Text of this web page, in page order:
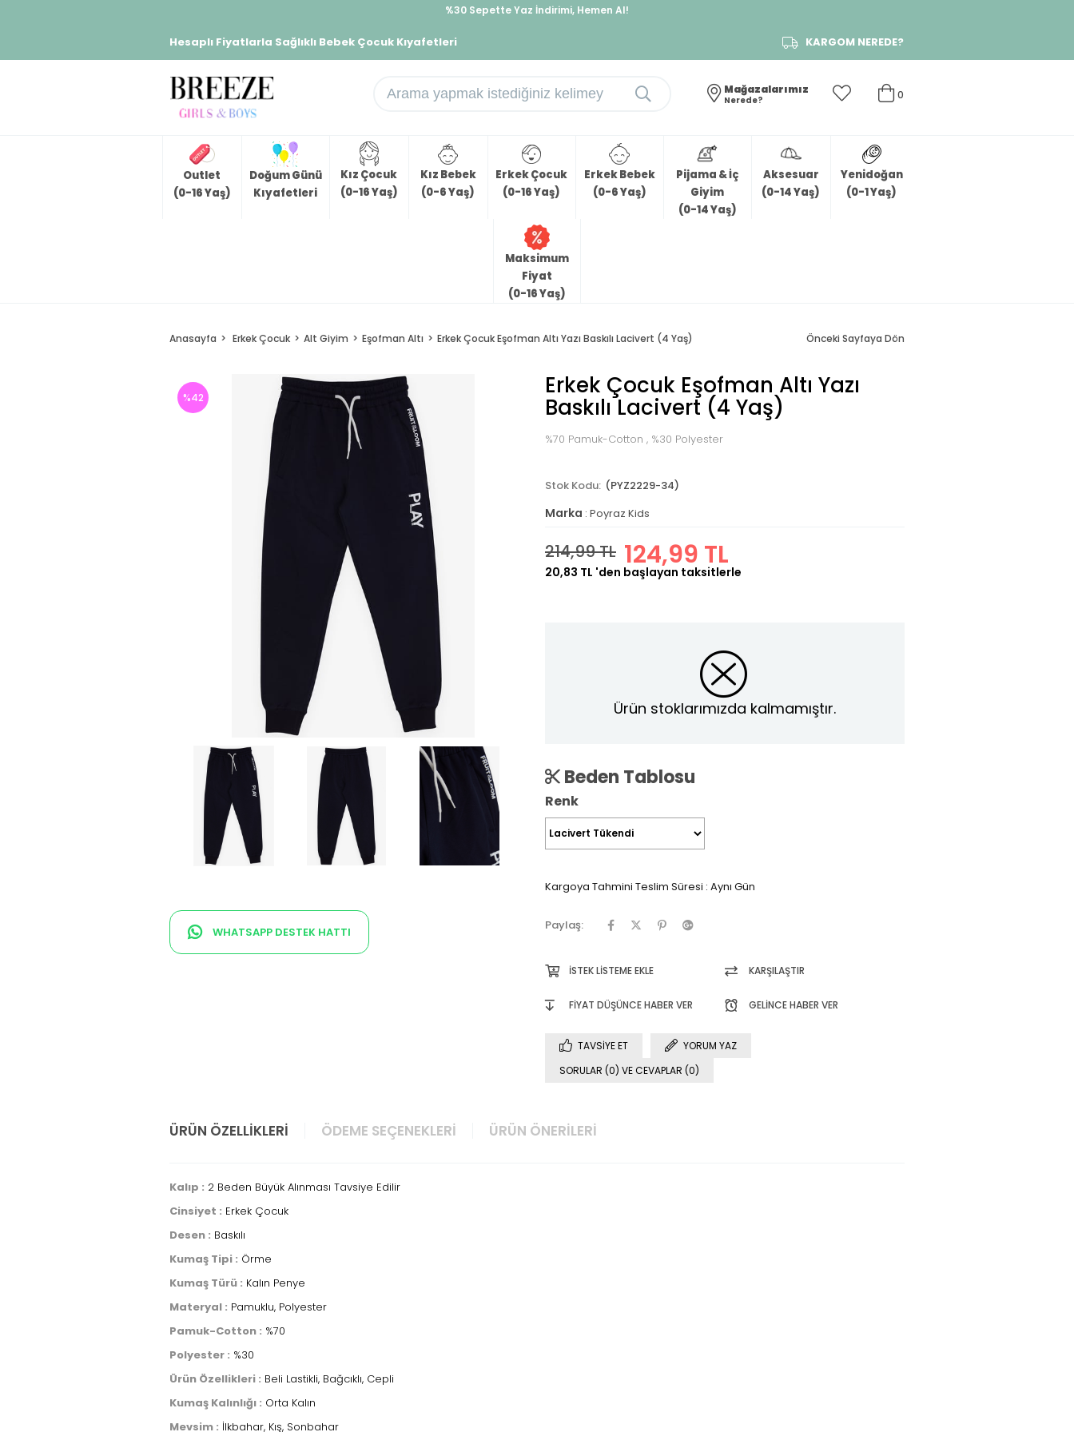
%30 Sepette Yaz İndirimi, Hemen Al!
Hesaplı Fiyatlarla Sağlıklı Bebek Çocuk Kıyafetleri KARGOM NEREDE?
0
Mağazalarımız
Nerede?
Outlet
(0-16 Yaş)
Doğum Günü
Kıyafetleri
Kız Çocuk
(0-16 Yaş)
Kız Bebek
(0-6 Yaş)
Erkek Çocuk
(0-16 Yaş)
Erkek Bebek
(0-6 Yaş)
Pijama & İç
Giyim
(0-14 Yaş)
Aksesuar
(0-14 Yaş)
Yenidoğan
(0-1 Yaş)
Maksimum
Fiyat
(0-16 Yaş)
Anasayfa Erkek Çocuk Alt Giyim Eşofman Altı Erkek Çocuk Eşofman Altı Yazı Baskılı Lacivert (4 Yaş) Önceki Sayfaya Dön
%42
WHATSAPP DESTEK HATTI
Erkek Çocuk Eşofman Altı Yazı
Baskılı Lacivert (4 Yaş)
%70 Pamuk-Cotton , %30 Polyester
(PYZ2229-34)
Marka : Poyraz Kids
214,99 TL 124,99 TL
20,83 TL 'den başlayan taksitlerle
Ürün stoklarımızda kalmamıştır.
Beden Tablosu
Renk
Kargoya Tahmini Teslim Süresi : Aynı Gün
Paylaş:
İSTEK LISTEME EKLE KARŞILAŞTIR
FIYAT DÜŞÜNCE HABER VER GELINCE HABER VER
TAVSIYE ET
YORUM YAZ
SORULAR (0) VE CEVAPLAR (0)
ÜRÜN ÖZELLIKLERI ÖDEME SEÇENEKLERI ÜRÜN ÖNERILERI
Kalıp : 2 Beden Büyük Alınması Tavsiye Edilir
Cinsiyet : Erkek Çocuk
Desen : Baskılı
Kumaş Tipi : Örme
Kumaş Türü : Kalın Penye
Materyal : Pamuklu, Polyester
Pamuk-Cotton : %70
Polyester : %30
Ürün Özellikleri : Beli Lastikli, Bağcıklı, Cepli
Kumaş Kalınlığı : Orta Kalın
Mevsim : İlkbahar, Kış, Sonbahar